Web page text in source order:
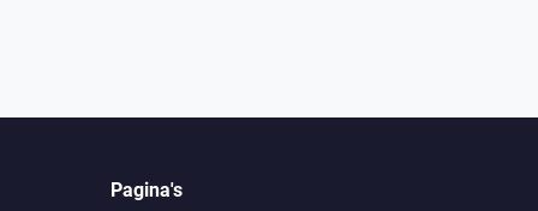
Pagina's